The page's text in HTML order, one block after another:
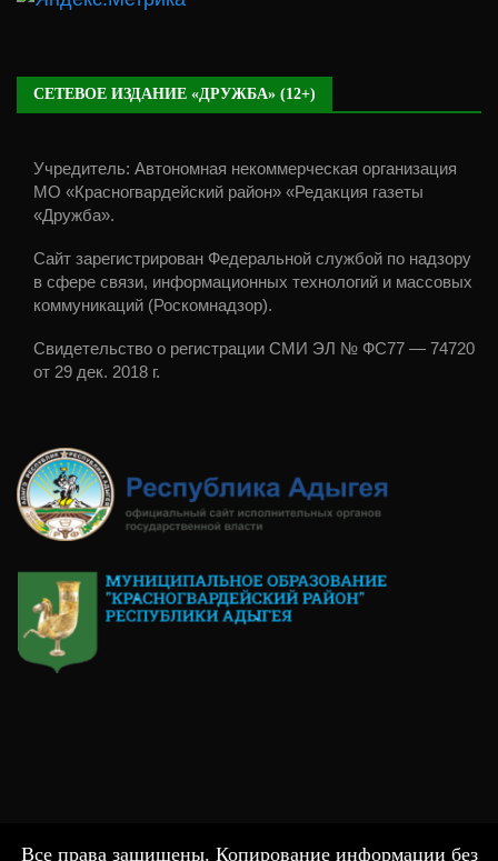
СЕТЕВОЕ ИЗДАНИЕ «ДРУЖБА» (12+)
Учредитель: Автономная некоммерческая организация
МО «Красногвардейский район» «Редакция газеты
«Дружба».
Сайт зарегистрирован Федеральной службой по надзору
в сфере связи, информационных технологий и массовых
коммуникаций (Роскомнадзор).
Свидетельство о регистрации СМИ ЭЛ № ФС77 — 74720
от 29 дек. 2018 г.
Все права защищены. Копирование информации без